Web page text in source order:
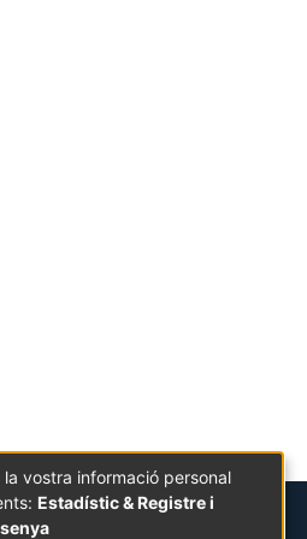
vostra informació personal
Estadístic & Registre i